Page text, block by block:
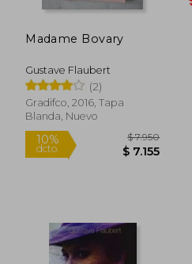
Madame Bovary
Gustave Flaubert
(2)
Gradifco, 2016, Tapa
Blanda, Nuevo
10%
dcto.